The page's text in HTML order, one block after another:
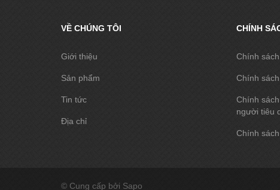
VỀ CHÚNG TÔI
Giới thiệu
Sản phẩm
Tin tức
Địa chỉ
CHÍNH
Chính
Chính
Chính
người tiêu
Chính
© Cung cấp bởi Sapo